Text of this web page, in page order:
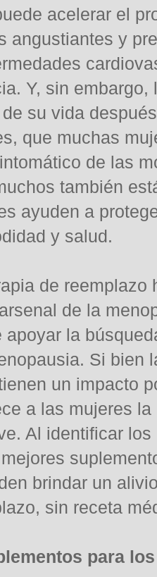
acelerar el
angustiantes y
Y, sin
su vida
que muchas
de las
también
ayuden a
y salud.
de reemplazo
de la
apoyar la
Si bien
un impacto
a las mujeres
Al identificar
brindar un
sin receta
para